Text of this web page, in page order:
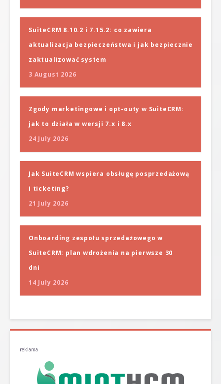
SuiteCRM 8.10.2 i 7.15.2: co zawiera
aktualizacja bezpieczeństwa i jak bezpiecznie
zaktualizować system
3 August 2026
Zgody marketingowe i opt-outy w SuiteCRM:
jak to działa w wersji 7.x i 8.x
24 July 2026
Jak SuiteCRM wspiera obsługę posprzedażową
i ticketing?
21 July 2026
Onboarding zespołu sprzedażowego w
SuiteCRM: plan wdrożenia na pierwsze 30
dni
14 July 2026
reklama